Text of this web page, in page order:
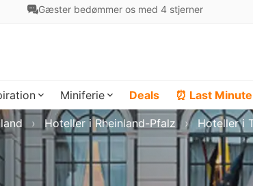
Gæster bedømmer os med 4 stjerner
Miniferie Deals ⏰ Last
Hoteller i Rheinland-Pfalz Hoteller i